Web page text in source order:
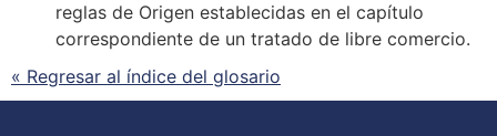
reglas de Origen establecidas en el capítulo
correspondiente de un tratado de libre comercio.
« Regresar al índice del glosario